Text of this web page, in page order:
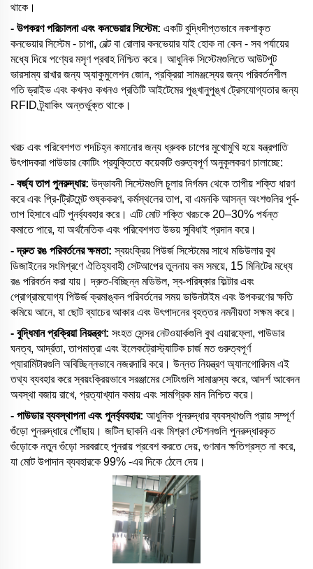
থাকে।
- উপকরণ পরিচালনা এবং কনভেয়ার সিস্টেম: একটি বুদ্ধিদীপ্তভাবে নকশাকৃত
কনভেয়ার সিস্টেম - চাপা, বেল্ট বা রোলার কনভেয়ার যাই হোক না কেন - সব পর্যায়ের
মধ্যে দিয়ে পণ্যের মসৃণ প্রবাহ নিশ্চিত করে। আধুনিক সিস্টেমগুলিতে আউটপুট
ভারসাম্য রাখার জন্য অ্যাকুমুলেশন জোন, প্রক্রিয়া সামঞ্জস্যের জন্য পরিবর্তনশীল
গতি ড্রাইভ এবং কখনও কখনও প্রতিটি আইটেমের পুঙ্খানুপুঙ্খ ট্রেসযোগ্যতার জন্য
RFID ট্র্যাকিং অন্তর্ভুক্ত থাকে।
খরচ এবং পরিবেশগত পদচিহ্ন কমানোর জন্য ধ্রুবক চাপের মুখোমুখি হয়ে যন্ত্রপাতি
উৎপাদকরা পাউডার কোটিং প্রযুক্তিতে কয়েকটি গুরুত্বপূর্ণ অনুকূলকরণ চালাচ্ছে:
- বর্জ্য তাপ পুনরুদ্ধার: উদ্ভাবনী সিস্টেমগুলি চুলার নির্গমন থেকে তাপীয় শক্তি ধারণ
করে এবং প্রি-ট্রিটমেন্ট শুষ্ককরণ, কর্মস্থলের তাপ, বা এমনকি আসন্ন অংশগুলির পূর্ব-
তাপ হিসাবে এটি পুনর্ব্যবহার করে। এটি মোট শক্তি খরচকে 20–30% পর্যন্ত
কমাতে পারে, যা অর্থনৈতিক এবং পরিবেশগত উভয় সুবিধাই প্রদান করে।
- দ্রুত রঙ পরিবর্তনের ক্ষমতা:স্বয়ংক্রিয় পিউর্জ সিস্টেমের সাথে মডিউলার বুথ
ডিজাইনের সংমিশ্রণে ঐতিহ্যবাহী সেটআপের তুলনায় কম সময়ে, 15 মিনিটের মধ্যে
রঙ পরিবর্তন করা যায়। দ্রুত-বিচ্ছিন্ন মডিউল, স্ব-পরিষ্কার ফিল্টার এবং
প্রোগ্রামযোগ্য পিউর্জ ক্রমাঙ্কন পরিবর্তনের সময় ডাউনটাইম এবং উপকরণের ক্ষতি
কমিয়ে আনে, যা ছোট ব্যাচের আকার এবং উৎপাদনের বৃহত্তর নমনীয়তা সক্ষম করে।
- বুদ্ধিমান প্রক্রিয়া নিয়ন্ত্রণ: সংহত সেন্সর নেটওয়ার্কগুলি বুথ এয়ারফ্লো, পাউডার
ঘনত্ব, আর্দ্রতা, তাপমাত্রা এবং ইলেকট্রোস্ট্যাটিক চার্জ মত গুরুত্বপূর্ণ
প্যারামিটারগুলি অবিচ্ছিন্নভাবে নজরদারি করে। উন্নত নিয়ন্ত্রণ অ্যালগোরিদম এই
তথ্য ব্যবহার করে স্বয়ংক্রিয়ভাবে সরঞ্জামের সেটিংগুলি সামাঞ্জস্য করে, আদর্শ আবেদন
অবস্থা বজায় রাখে, প্রত্যাখ্যান কমায় এবং সামগ্রিক মান নিশ্চিত করে।
- পাউডার ব্যবস্থাপনা এবং পুনর্ব্যবহার: আধুনিক পুনরুদ্ধার ব্যবস্থাগুলি প্রায় সম্পূর্ণ
গুঁড়ো পুনরুদ্ধারে পৌঁছায়। জটিল ছাকনি এবং মিশ্রণ স্টেশনগুলি পুনরুদ্ধারকৃত
গুঁড়োকে নতুন গুঁড়ো সরবরাহে পুনরায় প্রবেশ করতে দেয়, গুণমান ক্ষতিগ্রস্ত না করে,
যা মোট উপাদান ব্যবহারকে 99% -এর দিকে ঠেলে দেয়।